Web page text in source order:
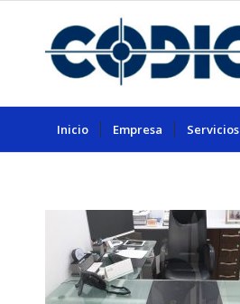
Inicio Empresa Servicios